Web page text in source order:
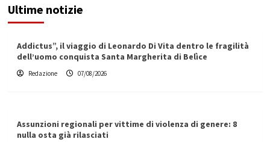
Ultime notizie
Addictus”, il viaggio di Leonardo Di Vita dentro le fragilità
dell’uomo conquista Santa Margherita di Belìce
Redazione 07/08/2026
Assunzioni regionali per vittime di violenza di genere: 8
nulla osta già rilasciati